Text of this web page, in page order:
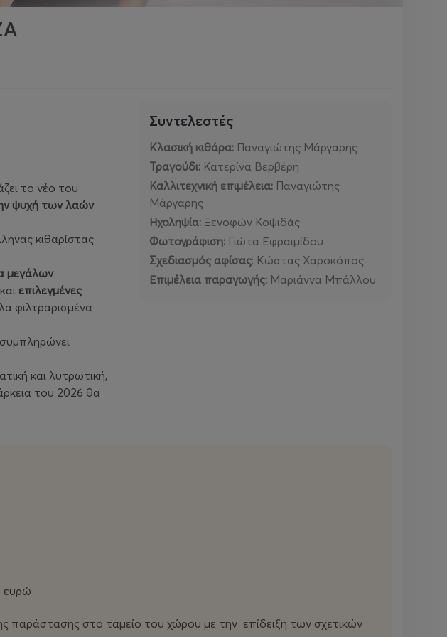
το νέο του
ψυχή των λαών
κιθαρίστας
μεγάλων
επιλεγμένες
φιλτραρισμένα
και λυτρωτική,
του 2026 θα
Συντελεστές
Κλασική κιθάρα: Παναγιώτης Μάργαρης
Τραγούδι: Κατερίνα Βερβέρη
Καλλιτεχνική επιμέλεια: Παναγιώτης
Μάργαρης
Ηχοληψία: Ξενοφών Κοψιδάς
Φωτογράφιση: Γιώτα Εφραιμίδου
Σχεδιασμός αφίσας: Κώστας Χαροκόπος
Επιμέλεια παραγωγής: Μαριάννα Μπάλλου
ευρώ
παράστασης στο ταμείο του χώρου με την επίδειξη των σχετικών